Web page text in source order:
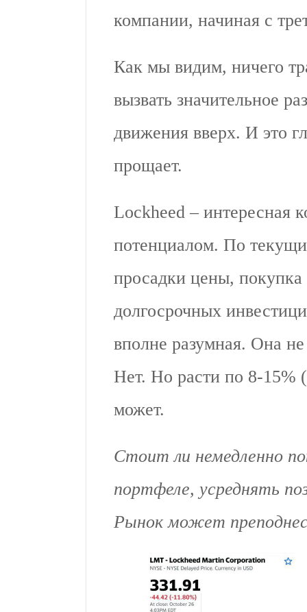
компании, начиная с
Как мы видим, ничего
вызвать значительное
движения вверх. И это
прощает.
Lockheed – интересная
потенциалом. По
просадки цены,
долгосрочных
вполне разумная. Она
Нет. Но расти по 8-15%
может.
Стоит ли немедленно
портфеле, усреднять
Рынок может